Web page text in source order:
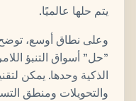
يتم حلها عالميًا.
وعلى نطاق أوسع،
"حل" أسواق التنبؤ
والتحويلات ومنطق